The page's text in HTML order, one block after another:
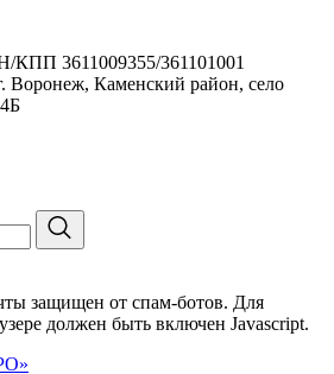
3611009355/361101001
Воронеж, Каменский район, село
защищен от спам-ботов. Для